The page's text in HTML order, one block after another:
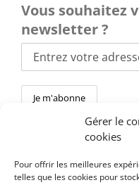
Gérer le
cookies
Pour offrir les meilleures
telles que les cookies pour
Vous souhaitez
newsletter ?